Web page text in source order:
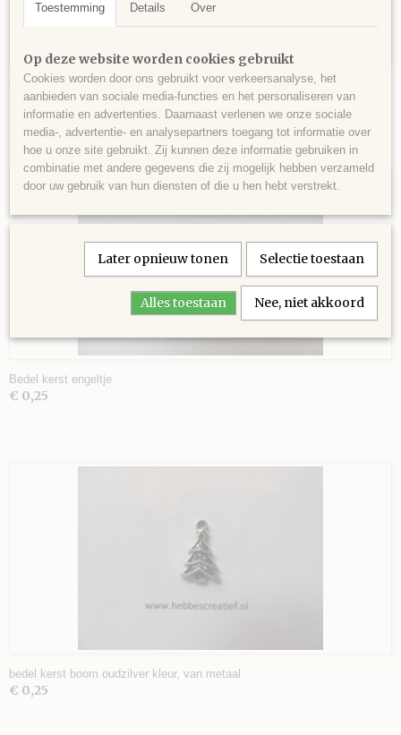
bedel kerstengel met strassteentjes
€ 0,25
Bedel kerst engeltje
€ 0,25
bedel kerst boom oudzilver kleur, van metaal
€ 0,25
Toestemming Details Over
Op deze website worden cookies gebruikt
Cookies worden door ons gebruikt voor verkeersanalyse, het
aanbieden van sociale media-functies en het personaliseren van
informatie en advertenties. Daarnaast verlenen we onze sociale
media-, advertentie- en analysepartners toegang tot informatie over
hoe u onze site gebruikt. Zij kunnen deze informatie gebruiken in
combinatie met andere gegevens die zij mogelijk hebben verzameld
door uw gebruik van hun diensten of die u hen hebt verstrekt.
Later opnieuw tonen Selectie toestaan
Alles toestaan Nee, niet akkoord